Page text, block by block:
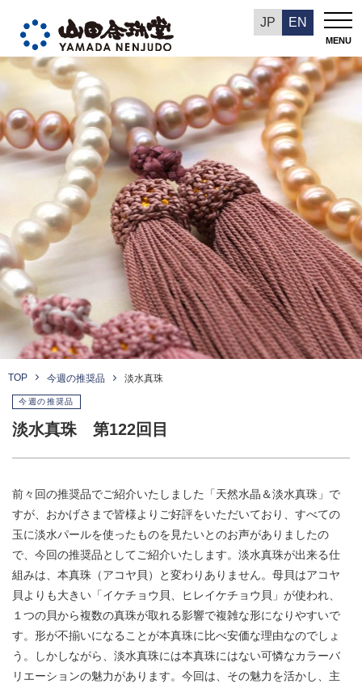
JP EN
MENU
今週の推奨品
TOP 今週の推奨品 淡水真珠
今週の推奨品
淡水真珠 第122回目
前々回の推奨品でご紹介いたしました「天然水晶＆淡水真珠」で
すが、おかげさまで皆様よりご好評をいただいており、すべての
玉に淡水パールを使ったものを見たいとのお声がありましたの
で、今回の推奨品としてご紹介いたします。淡水真珠が出来る仕
組みは、本真珠（アコヤ貝）と変わりありません。母貝はアコヤ
貝よりも大きい「イケチョウ貝、ヒレイケチョウ貝」が使われ、
１つの貝から複数の真珠が取れる影響で複雑な形になりやすいで
す。形が不揃いになることが本真珠に比べ安価な理由なのでしょ
う。しかしながら、淡水真珠には本真珠にはない可憐なカラーバ
リエーションの魅力があります。今回は、その魅力を活かし、主